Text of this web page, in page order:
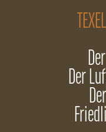
Der